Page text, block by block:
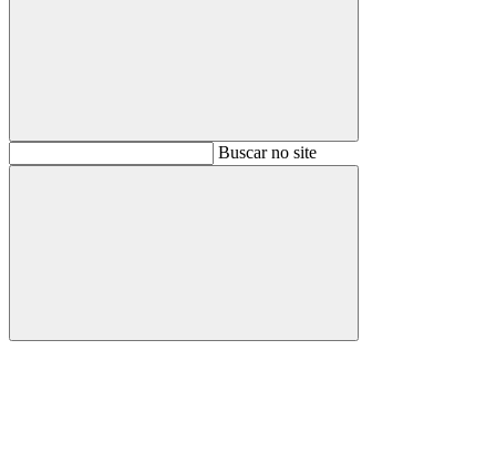
BuscarBuscar no site
Buscar